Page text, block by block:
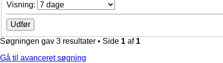
Visning:
Søgningen gav 3 resultater • Side 1 af 1
Gå til avanceret søgning